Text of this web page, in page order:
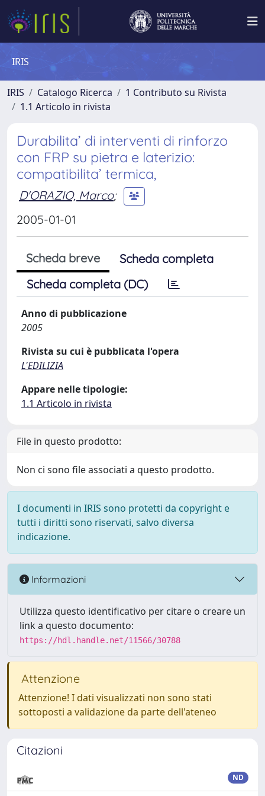
IRIS
IRIS Catalogo Ricerca
1 Contributo su Rivista
1.1 Articolo in rivista
Durabilita’ di interventi di rinforzo
con FRP su pietra e laterizio:
compatibilita’ termica,
D'ORAZIO, Marco;
2005-01-01
Scheda breve
Scheda completa
Scheda completa (DC)
Anno di pubblicazione
2005
Rivista su cui è pubblicata l'opera
L'EDILIZIA
Appare nelle tipologie:
1.1 Articolo in rivista
File in questo prodotto:
Non ci sono file associati a questo prodotto.
I documenti in IRIS sono protetti da copyright e
tutti i diritti sono riservati, salvo diversa
indicazione.
Informazioni
Utilizza questo identificativo per citare o creare un
link a questo documento:
https://hdl.handle.net/11566/30788
Attenzione
Attenzione! I dati visualizzati non sono stati
sottoposti a validazione da parte dell'ateneo
Citazioni
ND